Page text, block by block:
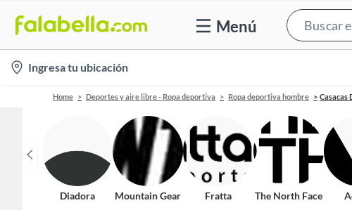
Menú
location-
icon
Ingresa tu ubicación
Home Deportes y aire libre - Ropa deportiva Ropa deportiva hombre Casacas
Diadora Mountain Gear Fratta The North Face